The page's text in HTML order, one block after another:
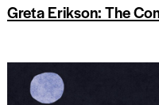
Greta Erikson: The